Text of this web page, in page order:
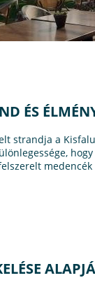
ÉS
strandja a